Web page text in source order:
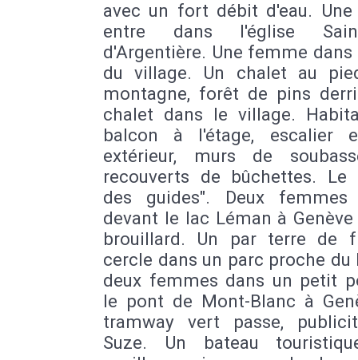
avec un fort débit d'eau.
entre dans l'église
d'Argentière. Une femme dans
du village. Un chalet au
montagne, forêt de pins
chalet dans le village.
balcon à l'étage, escalier
extérieur, murs de
recouverts de bûchettes. Le
des guides". Deux femmes
devant le lac Léman à
brouillard. Un par terre de
cercle dans un parc proche du
deux femmes dans un petit
le pont de Mont-Blanc à
tramway vert passe,
Suze. Un bateau